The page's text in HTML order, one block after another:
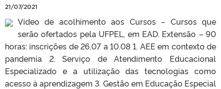
21/07/2021
Vídeo de acolhimento aos Cursos – Cursos que
serão ofertados pela UFPEL, em EAD. Extensão – 90
horas: inscrições de 26.07 a 10.08 1. AEE em contexto de
pandemia 2. Serviço de Atendimento Educacional
Especializado e a utilização das tecnologias como
acesso à aprendizagem 3. Gestão em Educação Especial